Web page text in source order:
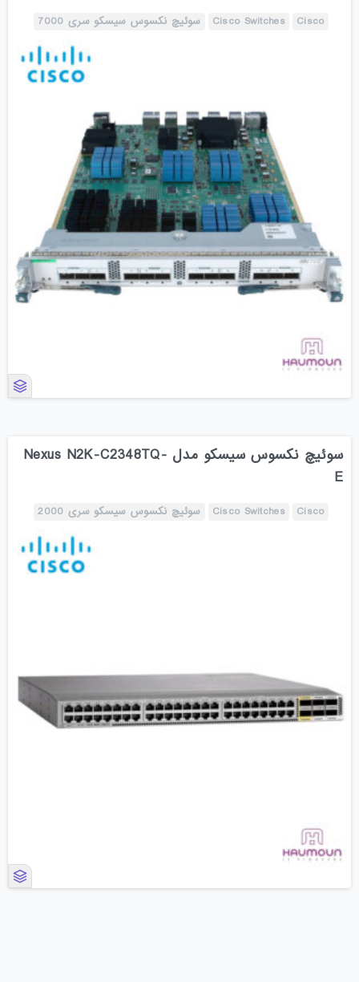
Cisco
Cisco Switches سوئیچ نکسوس سیسکو سری 7000
سوئیچ نکسوس سیسکو مدل Nexus N2K-C2348TQ-
E
Cisco
Cisco Switches سوئیچ نکسوس سیسکو سری 2000